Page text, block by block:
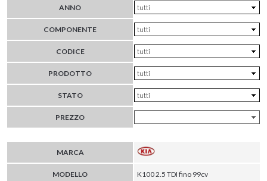
ANNO
COMPONENTE
CODICE
PRODOTTO
STATO
PREZZO
MARCA
MODELLO K100 2.5 TDI fino 99cv